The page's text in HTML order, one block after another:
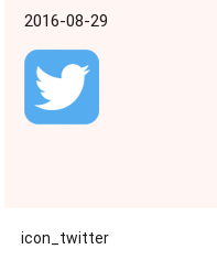
2016-08-29
icon_twitter